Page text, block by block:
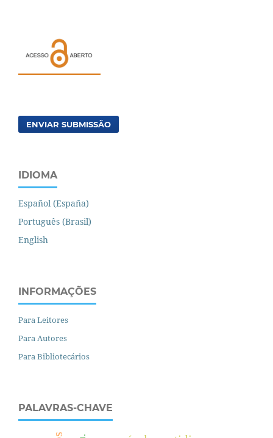
ENVIAR SUBMISSÃO
IDIOMA
Español (España)
Português (Brasil)
English
INFORMAÇÕES
Para Leitores
Para Autores
Para Bibliotecários
PALAVRAS-CHAVE